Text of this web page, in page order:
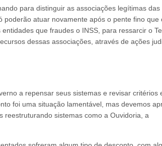
para distinguir as associações legítimas das
poderão atuar novamente após o pente fino que
que fraudes o INSS, para ressarcir o
dessas associações, através de ações
a repensar seus sistemas e revisar critérios
foi uma situação lamentável, mas devemos
reestruturando sistemas como a Ouvidoria, a